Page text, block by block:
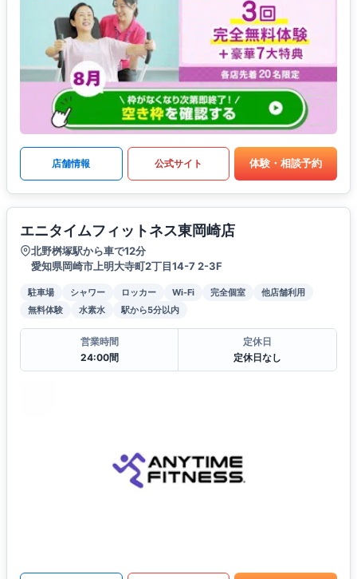
店舗情報 公式サイト 体験・相談予約
エニタイムフィットネス東岡崎店
北野桝塚駅から車で12分
愛知県岡崎市上明大寺町2丁目14-7 2-3F
駐車場 シャワー ロッカー Wi-Fi 完全個室
他店舗利用
無料体験
水素水 駅から5分以内
営業時間
24:00間
定休日
定休日なし